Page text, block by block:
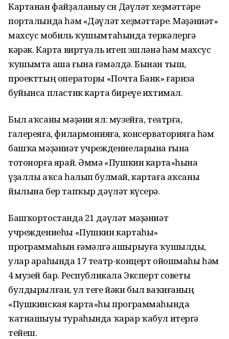
Картанан файҙаланыу өсөн Дәүләт хеҙмәттәре
порталында һәм «Дәүләт хеҙмәттәре. Мәҙәниәт»
махсус мобиль ҡушымтаһында теркәлергә
кәрәк. Карта виртуаль итеп эшләнә һәм махсус
ҡушымта аша ғына ғәмәлдә. Бынан тыш,
проекттың операторы «Почта Банк» ғариза
буйынса пластик карта биреүе ихтимал.
Был аҡсаны мәҙәни ял: музейға, театрға,
галереяға, филармонияға, консерваторияға һәм
башҡа мәҙәниәт учреждениеларына ғына
тотонорға ярай. Әммә «Пушкин карта»һына
үҙаллы аҡса һалып булмай, картаға аҡсаны
йылына бер тапҡыр дәүләт күсерә.
Башҡортостанда 21 дәүләт мәҙәниәт
учреждениеһы «Пушкин картаһы»
программаһын ғәмәлгә ашырыуға ҡушылды,
улар араһында 17 театр-концерт ойошмаһы һәм
4 музей бар. Республикала Эксперт советы
булдырылған, ул теге йәки был ваҡиғаның
«Пушкинская карта»һы программаһында
ҡатнашыуы тураһында ҡарар ҡабул итергә
тейеш.